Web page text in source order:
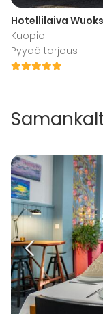
Hotellilaiva
Kuopio
Pyydä tarjous